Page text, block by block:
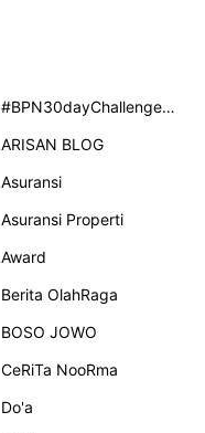
#BPN30dayChallenge2019
ARISAN BLOG
Asuransi
Asuransi Properti
Award
Berita OlahRaga
BOSO JOWO
CeRiTa NooRma
Do'a